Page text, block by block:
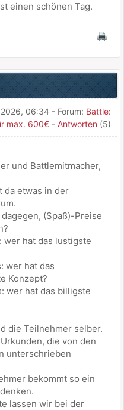
einen schönen Tag.
06:34 - Forum: Battle:
max. 600€ - Antworten (5)
und Battlemitmacher,
da etwas in der
(Spaß)-Preise
wer hat das lustigste
wer hat das
Konzept?
wer hat das billigste
die Teilnehmer selber.
die von den
unterschrieben
bekommt so ein
lassen wir bei der